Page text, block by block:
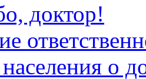
доктор!
о